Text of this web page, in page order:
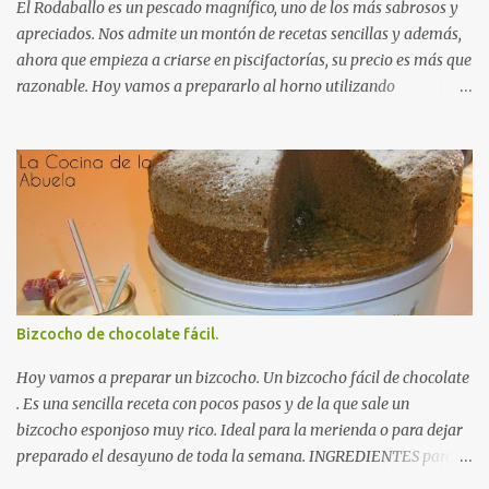
moscada y cubrimos con el vino tinto y el brandy. Agregamos la
cebolla y las za...
Autorecambiosstore.ES
El Rodaballo es un pescado magnífico, uno de los más sabrosos y
apreciados. Nos admite un montón de recetas sencillas y además,
ahora que empieza a criarse en piscifactorías, su precio es más que
razonable. Hoy vamos a prepararlo al horno utilizando
para horno .Así que nos ha ahorrado trabajo, limpiándolo y
dándole unos cortes transversales que nos ayudarán tanto a su
horneado como a la hora de servirlo. INGREDIENTES para un
Rodaballo al Horno: Un rodaballo grande (2 Kg
aproximádamente). 2 dientes de ajo. Una cucharadita de perejil
fresco picado. Una pizca de pimienta roja molida. Aceite de oliva.
Sal. RECETA para un Rodaballo al Horno: Engrasamos con aceite
colorida hacia arriba, el ella y salamos al gusto. Picamos el ajo en
láminas gruesas y lo doramos...
Bizcocho de chocolate fácil.
Hoy vamos a preparar un bizcocho. Un bizcocho fácil de chocolate
. Es una sencilla receta con pocos pasos y de la que sale un
bizcocho esponjoso muy rico. Ideal para la merienda o para dejar
preparado el desayuno de toda la semana. INGREDIENTES para